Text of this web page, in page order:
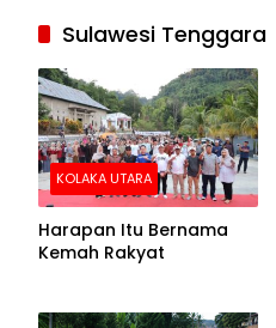
Sulawesi Tenggara
KOLAKA UTARA
Harapan Itu Bernama
Kemah Rakyat